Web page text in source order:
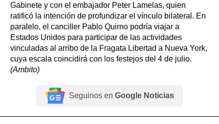
Gabinete y con el embajador Peter Lamelas, quien
ratificó la intención de profundizar el vínculo bilateral. En
paralelo, el canciller Pablo Quirno podría viajar a
Estados Unidos para participar de las actividades
vinculadas al arribo de la Fragata Libertad a Nueva York,
cuya escala coincidirá con los festejos del 4 de julio.
(Ambito)
Seguinos en Google Noticias